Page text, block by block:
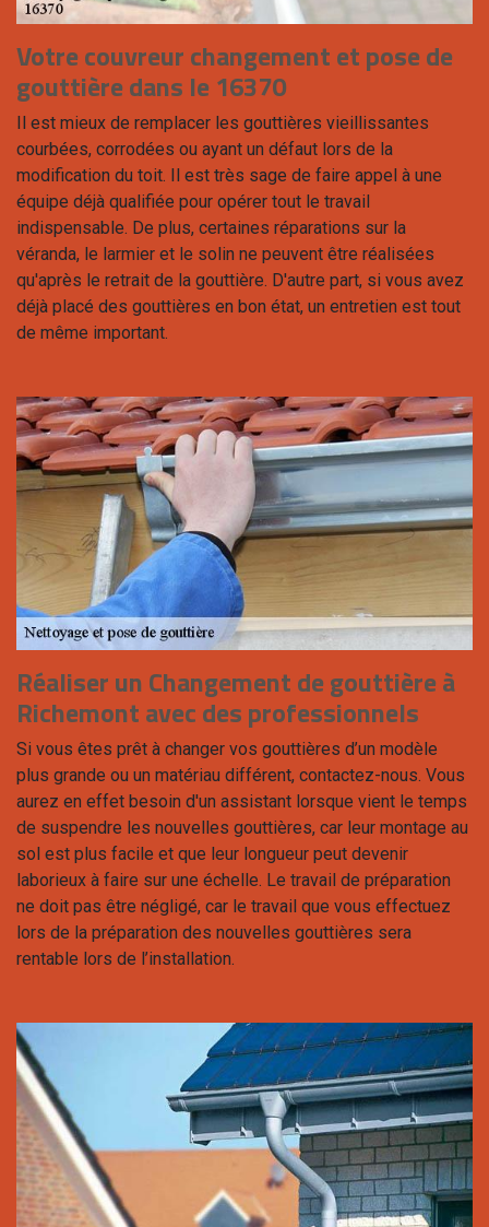
Votre couvreur changement et pose de
gouttière dans le 16370
Il est mieux de remplacer les gouttières vieillissantes
courbées, corrodées ou ayant un défaut lors de la
modification du toit. Il est très sage de faire appel à une
équipe déjà qualifiée pour opérer tout le travail
indispensable. De plus, certaines réparations sur la
véranda, le larmier et le solin ne peuvent être réalisées
qu'après le retrait de la gouttière. D'autre part, si vous avez
déjà placé des gouttières en bon état, un entretien est tout
de même important.
Réaliser un Changement de gouttière à
Richemont avec des professionnels
Si vous êtes prêt à changer vos gouttières d’un modèle
plus grande ou un matériau différent, contactez-nous. Vous
aurez en effet besoin d'un assistant lorsque vient le temps
de suspendre les nouvelles gouttières, car leur montage au
sol est plus facile et que leur longueur peut devenir
laborieux à faire sur une échelle. Le travail de préparation
ne doit pas être négligé, car le travail que vous effectuez
lors de la préparation des nouvelles gouttières sera
rentable lors de l’installation.